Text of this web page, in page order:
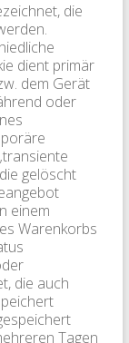
die
dient primär
dem Gerät
oder
gelöscht
einem
Warenkorbs
die auch
Tagen